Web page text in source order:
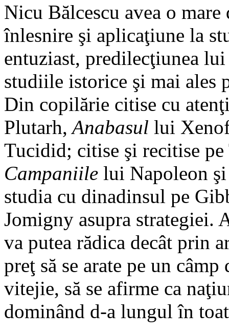
Nicu Bălcescu avea o
înlesnire şi aplicaţiune la
entuziast, predilecţiunea
studiile istorice şi mai ales
Din copilărie citise cu
Plutarh, Anabasul lui
Tucidid; citise şi recitise
Campaniile lui Napoleon
studia cu dinadinsul pe
Jomigny asupra strategiei.
va putea rădica decât prin
preţ să se arate pe un
vitejie, să se afirme ca
dominând d-a lungul în